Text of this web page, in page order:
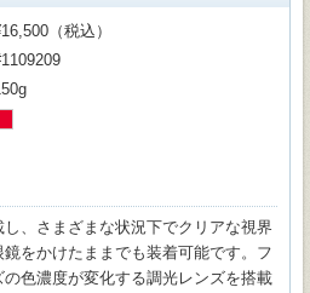
（税込）
、さまざまな状況下でクリアな視界
をかけたままでも装着可能です。フ
色濃度が変化する調光レンズを搭載